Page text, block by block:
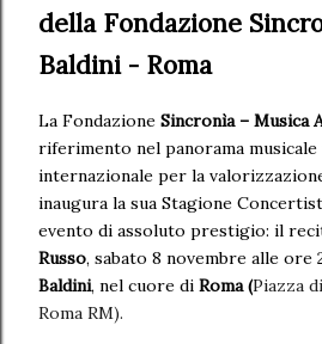
della Fondazione
Baldini - Roma
La Fondazione Sincronìa – Musica
riferimento nel panorama
internazionale per la
inaugura la sua Stagione
evento di assoluto prestigio: il
Russo, sabato 8 novembre alle ore
Baldini, nel cuore di Roma (Piazza
Roma RM).